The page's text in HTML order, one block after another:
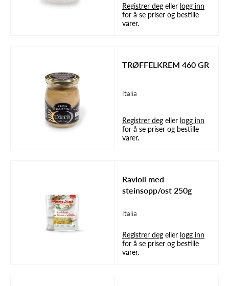
Registrer deg eller logg inn
for å se priser og bestille
varer.
TRØFFELKREM 460 GR
Italia
Registrer deg eller logg inn
for å se priser og bestille
varer.
Ravioli med
steinsopp/ost 250g
Italia
Registrer deg eller logg inn
for å se priser og bestille
varer.